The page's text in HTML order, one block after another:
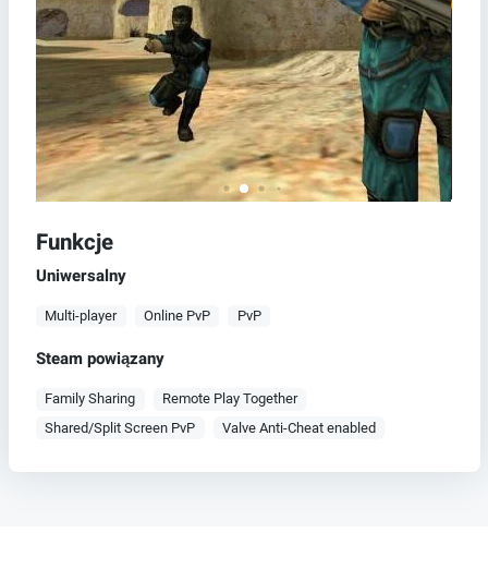
Funkcje
Uniwersalny
Multi-player Online PvP PvP
Steam powiązany
Family Sharing
Remote Play Together
Shared/Split Screen PvP
Valve Anti-Cheat enabled